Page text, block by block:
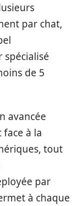
par chat,
de 5
avancée
à la
tout
par
à chaque